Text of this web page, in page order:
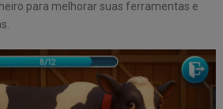
para melhorar suas ferramentas e